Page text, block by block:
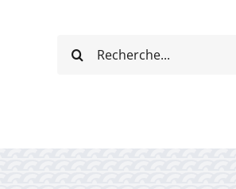
Rechercher: